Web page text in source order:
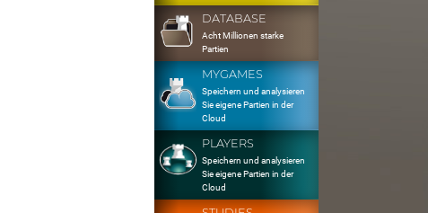
DATABASE
Acht Millionen starke
Partien
MYGAMES
Speichern und analysieren
Sie eigene Partien in der
Cloud
PLAYERS
Speichern und analysieren
Sie eigene Partien in der
Cloud